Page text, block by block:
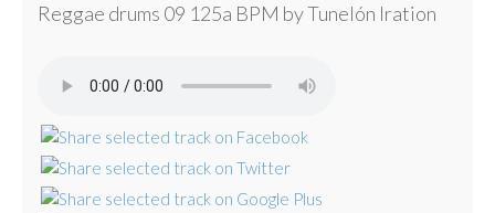
Reggae drums 09 125a BPM by Tunelón Iration